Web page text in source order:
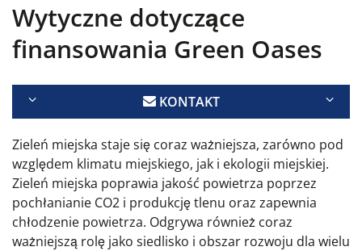
Wytyczne dotyczące
finansowania Green Oases
KONTAKT
Zieleń miejska staje się coraz ważniejsza, zarówno pod
względem klimatu miejskiego, jak i ekologii miejskiej.
Zieleń miejska poprawia jakość powietrza poprzez
pochłanianie CO2 i produkcję tlenu oraz zapewnia
chłodzenie powietrza. Odgrywa również coraz
ważniejszą rolę jako siedlisko i obszar rozwoju dla wielu